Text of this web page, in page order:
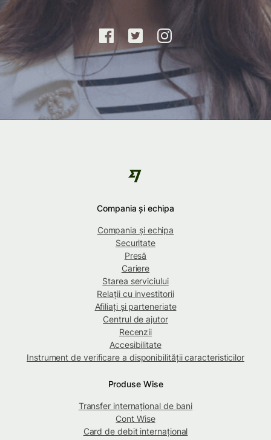
Compania și echipa
Compania și echipa
Securitate
Presă
Cariere
Starea serviciului
Relații cu investitorii
Afiliați și parteneriate
Centrul de ajutor
Recenzii
Accesibilitate
Instrument de verificare a disponibilității caracteristicilor
Produse Wise
Transfer internațional de bani
Cont Wise
Card de debit internațional